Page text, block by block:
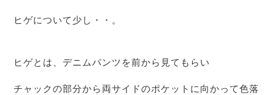
ヒゲについて少し・・。
ヒゲとは、デニムパンツを前から見てもらい
チャックの部分から両サイドのポケットに向かって色落